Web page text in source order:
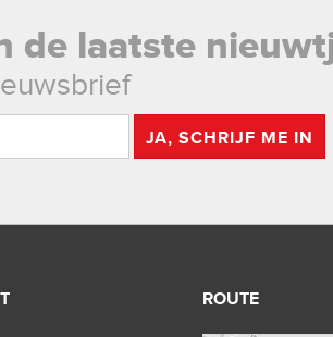
de laatste
JA, SCHRIJF ME IN
ROUTE